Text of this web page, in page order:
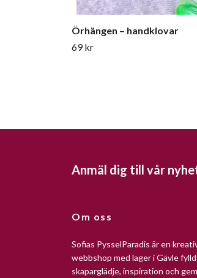
Örhängen – handklovar
69 kr
Anmäl dig till vår
Om oss
Sofias PysselParadis är en
webbshop med lager i Gävle
skaparglädje, inspiration och